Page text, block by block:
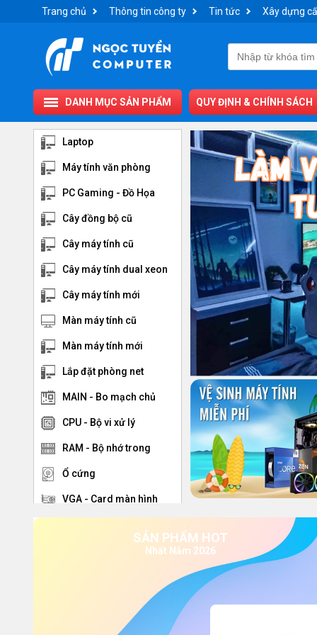
Trang chủ Thông tin công ty Tin tức Xây dựng
DANH MỤC SẢN PHẨM QUY ĐỊNH & CHÍNH SÁCH
Laptop
Máy tính văn phòng
PC Gaming - Đồ Họa
Cây đồng bộ cũ
Cây máy tính cũ
Cây máy tính dual xeon
Cây máy tính mới
Màn máy tính cũ
Màn máy tính mới
Lắp đặt phòng net
MAIN - Bo mạch chủ
CPU - Bộ vi xử lý
RAM - Bộ nhớ trong
Ổ cứng
VGA - Card màn hình
Loa - Tai Nghe
SẢN PHẨM HOT
Nhất Năm 2026